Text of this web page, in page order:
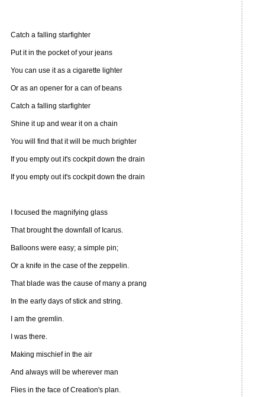
Catch a falling starfighter
Put it in the pocket of your jeans
You can use it as a cigarette lighter
Or as an opener for a can of beans
Catch a falling starfighter
Shine it up and wear it on a chain
You will find that it will be much brighter
If you empty out it's cockpit down the drain
If you empty out it's cockpit down the drain
I focused the magnifying glass
That brought the downfall of Icarus.
Balloons were easy; a simple pin;
Or a knife in the case of the zeppelin.
That blade was the cause of many a prang
In the early days of stick and string.
I am the gremlin.
I was there.
Making mischief in the air
And always will be wherever man
Flies in the face of Creation's plan.